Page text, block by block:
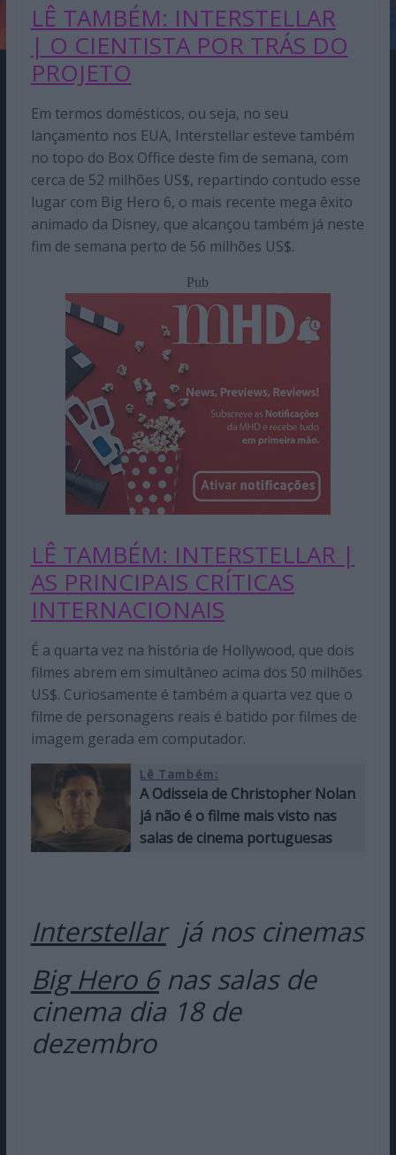
LÊ TAMBÉM: INTERSTELLAR
| O CIENTISTA POR TRÁS DO
PROJETO
Em termos domésticos, ou seja, no seu
lançamento nos EUA, Interstellar esteve também
no topo do Box Office deste fim de semana, com
cerca de 52 milhões US$, repartindo contudo esse
lugar com Big Hero 6, o mais recente mega êxito
animado da Disney, que alcançou também já neste
fim de semana perto de 56 milhões US$.
Pub
LÊ TAMBÉM: INTERSTELLAR |
AS PRINCIPAIS CRÍTICAS
INTERNACIONAIS
É a quarta vez na história de Hollywood, que dois
filmes abrem em simultâneo acima dos 50 milhões
US$. Curiosamente é também a quarta vez que o
filme de personagens reais é batido por filmes de
imagem gerada em computador.
Lê Também:
A Odisseia de Christopher Nolan
já não é o filme mais visto nas
salas de cinema portuguesas
Interstellarjá nos cinemas
Big Hero 6nas salas de
cinema dia 18 de
dezembro